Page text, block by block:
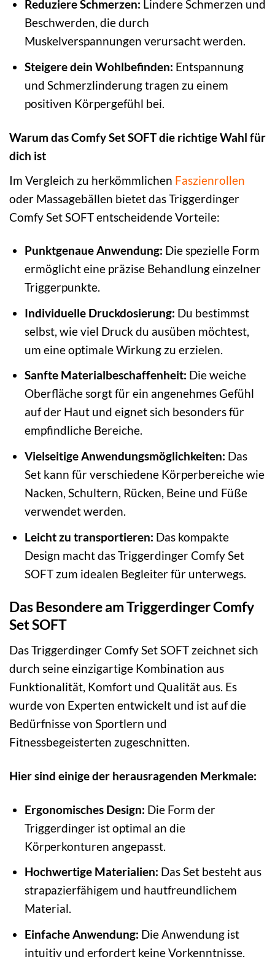
Reduziere Schmerzen: Lindere Schmerzen und
Beschwerden, die durch
Muskelverspannungen verursacht werden.
Steigere dein Wohlbefinden: Entspannung
und Schmerzlinderung tragen zu einem
positiven Körpergefühl bei.
Warum das Comfy Set SOFT die richtige Wahl für
dich ist
Im Vergleich zu herkömmlichen Faszienrollen
oder Massagebällen bietet das Triggerdinger
Comfy Set SOFT entscheidende Vorteile:
Punktgenaue Anwendung: Die spezielle Form
ermöglicht eine präzise Behandlung einzelner
Triggerpunkte.
Individuelle Druckdosierung: Du bestimmst
selbst, wie viel Druck du ausüben möchtest,
um eine optimale Wirkung zu erzielen.
Sanfte Materialbeschaffenheit: Die weiche
Oberfläche sorgt für ein angenehmes Gefühl
auf der Haut und eignet sich besonders für
empfindliche Bereiche.
Vielseitige Anwendungsmöglichkeiten: Das
Set kann für verschiedene Körperbereiche wie
Nacken, Schultern, Rücken, Beine und Füße
verwendet werden.
Leicht zu transportieren: Das kompakte
Design macht das Triggerdinger Comfy Set
SOFT zum idealen Begleiter für unterwegs.
Das Besondere am Triggerdinger Comfy
Set SOFT
Das Triggerdinger Comfy Set SOFT zeichnet sich
durch seine einzigartige Kombination aus
Funktionalität, Komfort und Qualität aus. Es
wurde von Experten entwickelt und ist auf die
Bedürfnisse von Sportlern und
Fitnessbegeisterten zugeschnitten.
Hier sind einige der herausragenden Merkmale:
Ergonomisches Design: Die Form der
Triggerdinger ist optimal an die
Körperkonturen angepasst.
Hochwertige Materialien: Das Set besteht aus
strapazierfähigem und hautfreundlichem
Material.
Einfache Anwendung: Die Anwendung ist
intuitiv und erfordert keine Vorkenntnisse.